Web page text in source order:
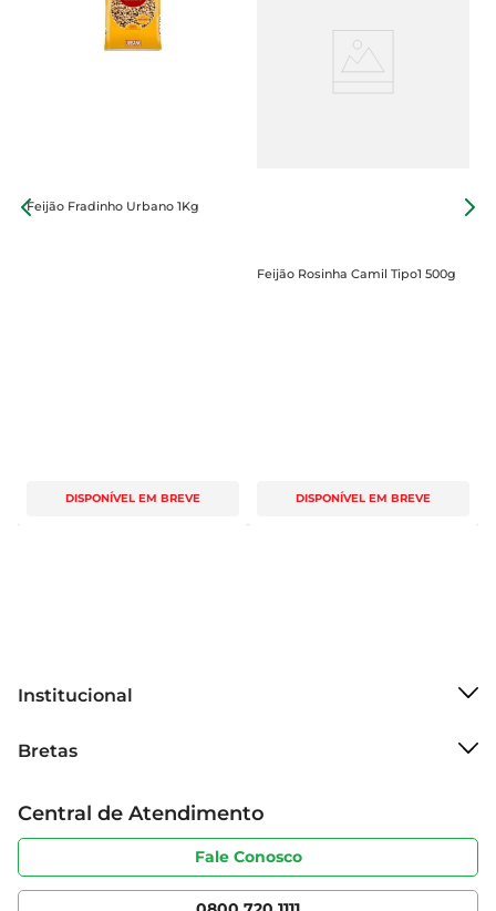
Feijão Fradinho Urbano 1Kg
DISPONÍVEL EM BREVE
Feijão Rosinha Camil Tipo1 500g
DISPONÍVEL EM BREVE
Institucional
Grupo Cencosud
Sobre privacidade
Portal do fornecedor
Cencosud Media
Bretas
Produtos Bretas
Código de ética
Serviços
Central de Atendimento
Fale Conosco